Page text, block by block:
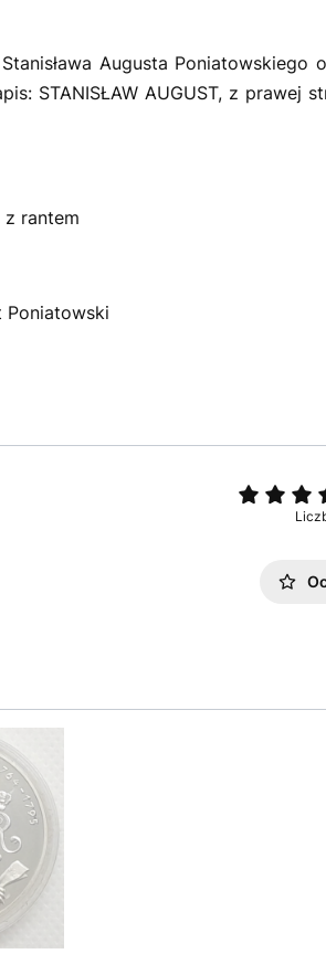
Augusta
STANISŁAW AUGUST, z prawej
z rantem
Poniatowski